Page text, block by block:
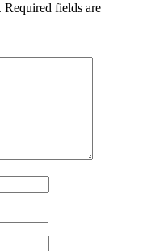
Required fields are